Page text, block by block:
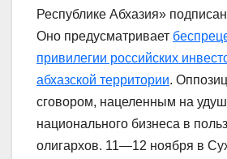
Республике Абхазия»
Оно предусматривает
привилегии российских
абхазской территории.
сговором, нацеленным на
национального бизнеса в
олигархов. 11—12 ноября в